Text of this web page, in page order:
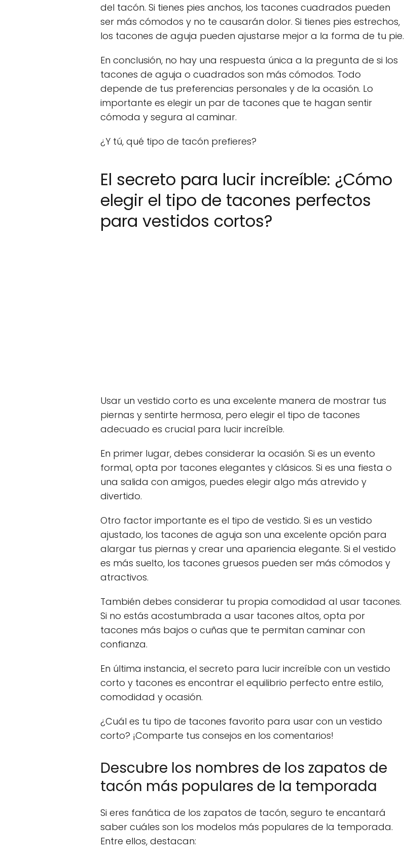
del tacón. Si tienes pies anchos, los tacones cuadrados pueden
ser más cómodos y no te causarán dolor. Si tienes pies estrechos,
los tacones de aguja pueden ajustarse mejor a la forma de tu pie.
En conclusión, no hay una respuesta única a la pregunta de si los
tacones de aguja o cuadrados son más cómodos. Todo
depende de tus preferencias personales y de la ocasión. Lo
importante es elegir un par de tacones que te hagan sentir
cómoda y segura al caminar.
¿Y tú, qué tipo de tacón prefieres?
El secreto para lucir increíble: ¿Cómo
elegir el tipo de tacones perfectos
para vestidos cortos?
Usar un vestido corto es una excelente manera de mostrar tus
piernas y sentirte hermosa, pero elegir el tipo de tacones
adecuado es crucial para lucir increíble.
En primer lugar, debes considerar la ocasión. Si es un evento
formal, opta por tacones elegantes y clásicos. Si es una fiesta o
una salida con amigos, puedes elegir algo más atrevido y
divertido.
Otro factor importante es el tipo de vestido. Si es un vestido
ajustado, los tacones de aguja son una excelente opción para
alargar tus piernas y crear una apariencia elegante. Si el vestido
es más suelto, los tacones gruesos pueden ser más cómodos y
atractivos.
También debes considerar tu propia comodidad al usar tacones.
Si no estás acostumbrada a usar tacones altos, opta por
tacones más bajos o cuñas que te permitan caminar con
confianza.
En última instancia, el secreto para lucir increíble con un vestido
corto y tacones es encontrar el equilibrio perfecto entre estilo,
comodidad y ocasión.
¿Cuál es tu tipo de tacones favorito para usar con un vestido
corto? ¡Comparte tus consejos en los comentarios!
Descubre los nombres de los zapatos de
tacón más populares de la temporada
Si eres fanática de los zapatos de tacón, seguro te encantará
saber cuáles son los modelos más populares de la temporada.
Entre ellos, destacan: